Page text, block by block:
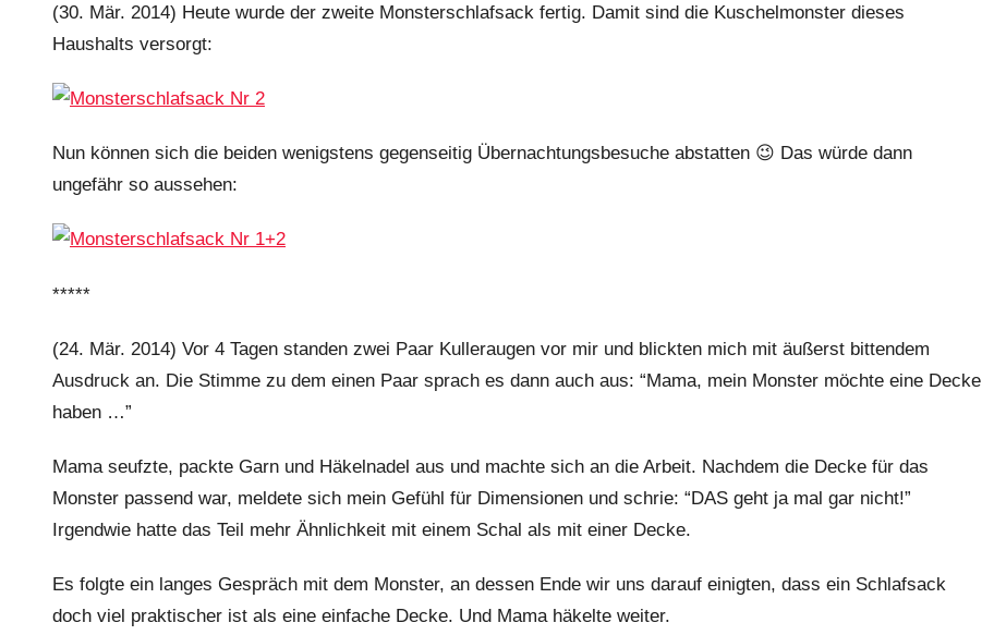
(30. Mär. 2014) Heute wurde der zweite Monsterschlafsack fertig. Damit sind die Kuschelmonster dieses
Haushalts versorgt:
Nun können sich die beiden wenigstens gegenseitig Übernachtungsbesuche abstatten 😉 Das würde dann
ungefähr so aussehen:
*****
(24. Mär. 2014) Vor 4 Tagen standen zwei Paar Kulleraugen vor mir und blickten mich mit äußerst bittendem
Ausdruck an. Die Stimme zu dem einen Paar sprach es dann auch aus: “Mama, mein Monster möchte eine Decke
haben …”
Mama seufzte, packte Garn und Häkelnadel aus und machte sich an die Arbeit. Nachdem die Decke für das
Monster passend war, meldete sich mein Gefühl für Dimensionen und schrie: “DAS geht ja mal gar nicht!”
Irgendwie hatte das Teil mehr Ähnlichkeit mit einem Schal als mit einer Decke.
Es folgte ein langes Gespräch mit dem Monster, an dessen Ende wir uns darauf einigten, dass ein Schlafsack
doch viel praktischer ist als eine einfache Decke. Und Mama häkelte weiter.